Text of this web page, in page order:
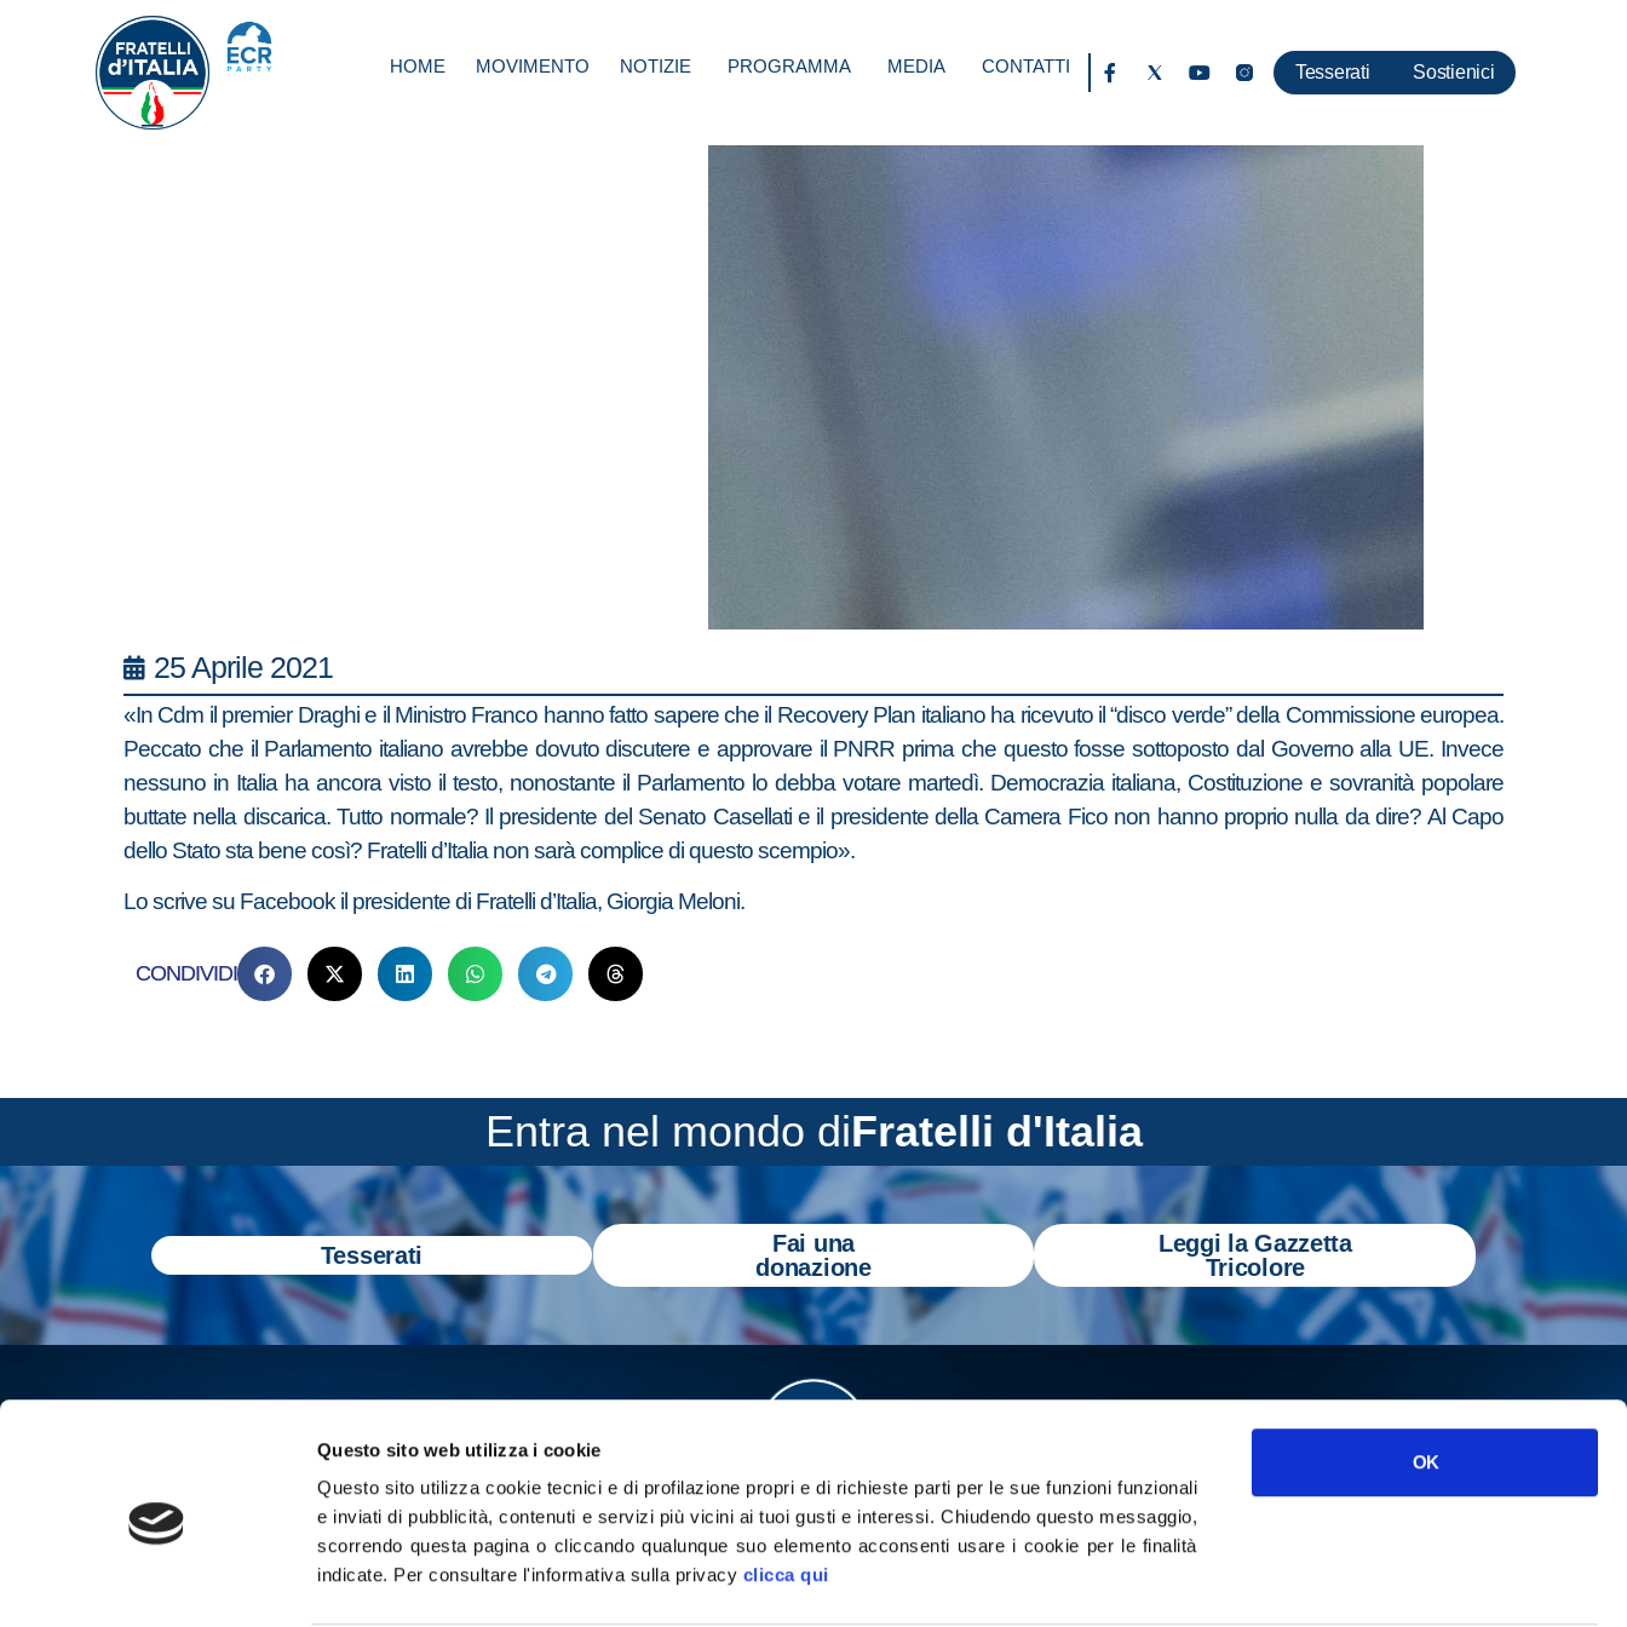
Questo sito web utilizza i cookie
Questo sito utilizza cookie tecnici e di profilazione propri e di richieste parti per le sue funzioni funzionali
e inviati di pubblicità, contenuti e servizi più vicini ai tuoi gusti e interessi.Chiudendo questo messaggio,
scorrendo questa pagina o cliccando qualunque suo elemento acconsenti usare i cookie per le finalità
indicate. Per consultare l'informativa sulla privacy clicca qui
OK
HOME MOVIMENTO NOTIZIE PROGRAMMA MEDIA CONTATTI Tesserati Sostienici
25 Aprile 2021
«In Cdm il premier Draghi e il Ministro Franco hanno fatto sapere che il Recovery Plan italiano ha ricevuto il “disco verde” della Commissione europea.
Peccato che il Parlamento italiano avrebbe dovuto discutere e approvare il PNRR prima che questo fosse sottoposto dal Governo alla UE. Invece
nessuno in Italia ha ancora visto il testo, nonostante il Parlamento lo debba votare martedì. Democrazia italiana, Costituzione e sovranità popolare
buttate nella discarica. Tutto normale? Il presidente del Senato Casellati e il presidente della Camera Fico non hanno proprio nulla da dire? Al Capo
dello Stato sta bene così? Fratelli d’Italia non sarà complice di questo scempio».
Lo scrive su Facebook il presidente di Fratelli d’Italia, Giorgia Meloni.
CONDIVIDI
Entra nel mondo diFratelli d'Italia
Tesserati
Fai una
donazione
Leggi la Gazzetta
Tricolore
Gazzetta Tricolore per tenerti aggiornato